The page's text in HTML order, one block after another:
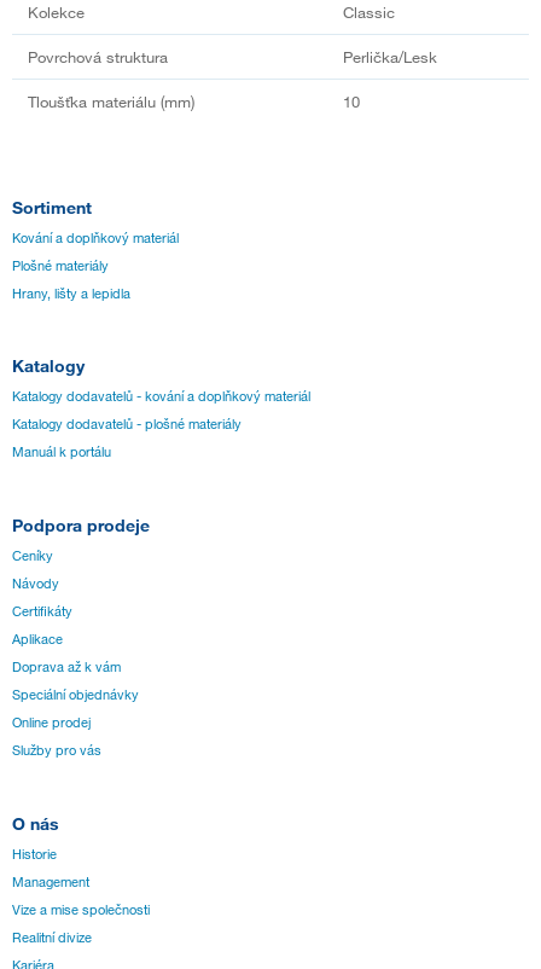
Kolekce Classic
Povrchová struktura Perlička/Lesk
Tloušťka materiálu (mm) 10
Sortiment
Kování a doplňkový materiál
Plošné materiály
Hrany, lišty a lepidla
Katalogy
Katalogy dodavatelů - kování a doplňkový materiál
Katalogy dodavatelů - plošné materiály
Manuál k portálu
Podpora prodeje
Ceníky
Návody
Certifikáty
Aplikace
Doprava až k vám
Speciální objednávky
Online prodej
Služby pro vás
O nás
Historie
Management
Vize a mise společnosti
Realitní divize
Kariéra